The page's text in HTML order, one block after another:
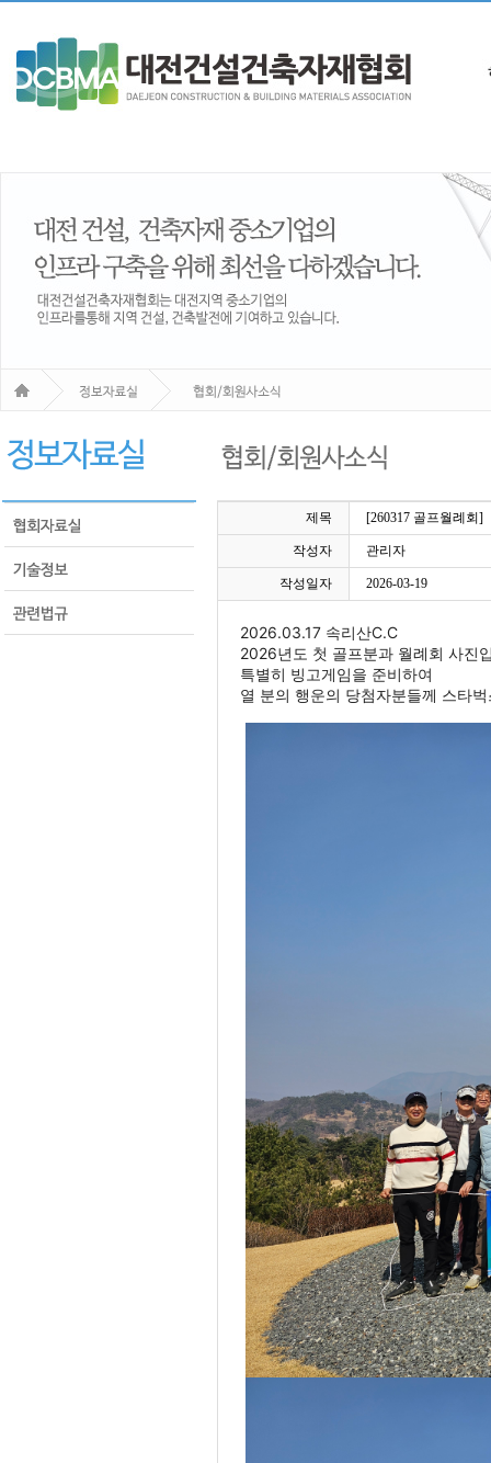
제목 [260317 골프월례회]
작성자 관리자
작성일자 2026-03-19
2026.03.17 속리산C.C
2026년도 첫 골프분과 월례회 사진
특별히 빙고게임을 준비하여
열 분의 행운의 당첨자분들께 스타